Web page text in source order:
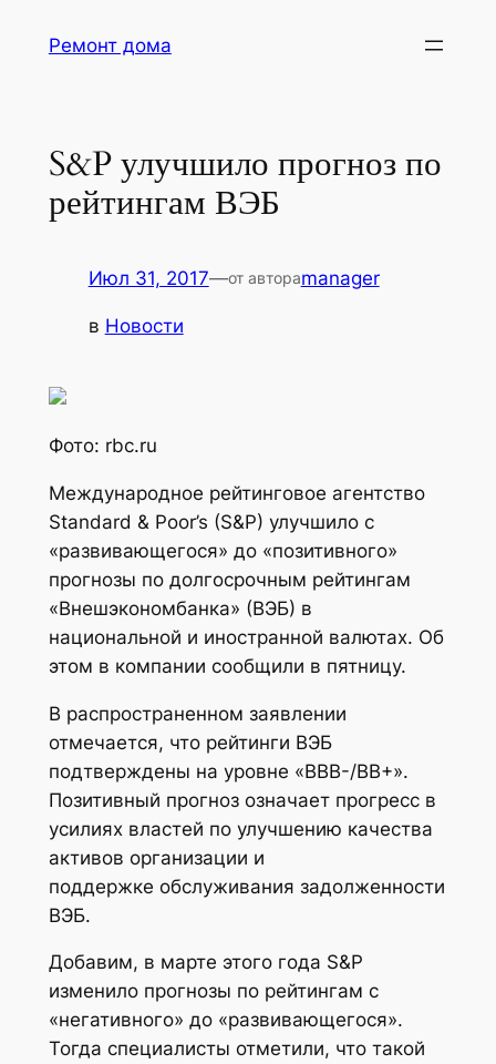
Ремонт дома
S&P улучшило прогноз по
рейтингам ВЭБ
Июл 31, 2017—от автораmanager
в Новости
Фото: rbc.ru
Международное рейтинговое агентство
Standard & Poor’s (S&P) улучшило с
«развивающегося» до «позитивного»
прогнозы по долгосрочным рейтингам
«Внешэкономбанка» (ВЭБ) в
национальной и иностранной валютах. Об
этом в компании сообщили в пятницу.
В распространенном заявлении
отмечается, что рейтинги ВЭБ
подтверждены на уровне «ВВВ-/ВВ+».
Позитивный прогноз означает прогресс в
усилиях властей по улучшению качества
активов организации и
поддержке обслуживания задолженности
ВЭБ.
Добавим, в марте этого года S&P
изменило прогнозы по рейтингам с
«негативного» до «развивающегося».
Тогда специалисты отметили, что такой